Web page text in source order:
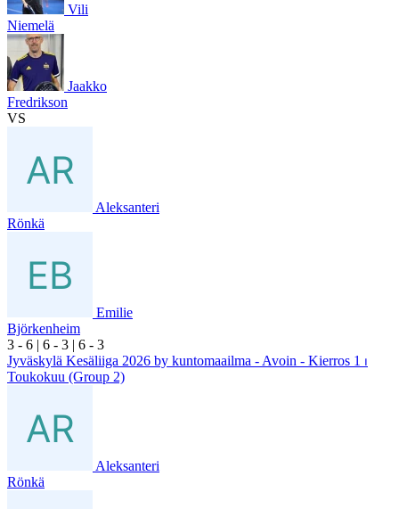
Vili
Niemelä
Jaakko
Fredrikson
VS
Aleksanteri
Rönkä
Emilie
Björkenheim
3 - 6 | 6 - 3 | 6 - 3
Jyväskylä Kesäliiga 2026 by kuntomaailma - Avoin - Kierros 1 ⏐
Toukokuu (Group 2)
Aleksanteri
Rönkä